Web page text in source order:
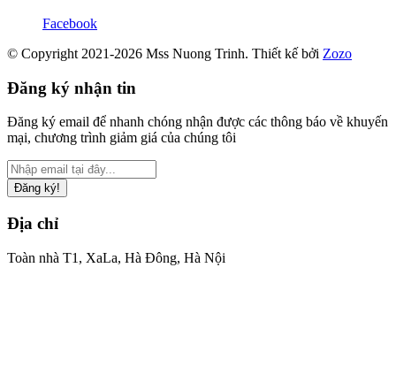
Facebook
© Copyright 2021-2026 Mss Nuong Trinh. Thiết kế bởi Zozo
Đăng ký nhận tin
Đăng ký email để nhanh chóng nhận được các thông báo về khuyến
mại, chương trình giảm giá của chúng tôi
Đăng ký!
Địa chỉ
Toàn nhà T1, XaLa, Hà Đông, Hà Nội